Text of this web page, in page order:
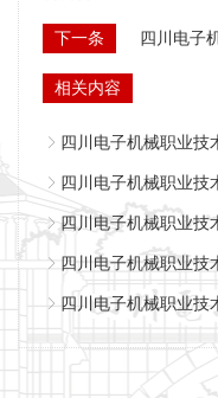
下一条 四川电子
相关内容
四川电子机械职业技
四川电子机械职业技
四川电子机械职业技
四川电子机械职业技
四川电子机械职业技